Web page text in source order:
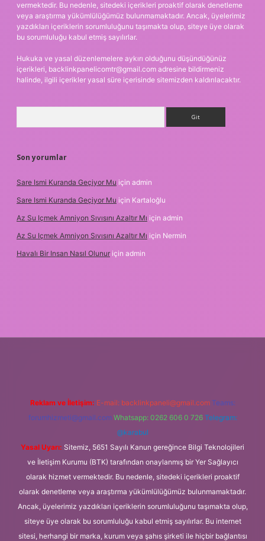
vermektedir. Bu nedenle, sitedeki içerikleri proaktif olarak denetleme
veya araştırma yükümlülüğümüz bulunmamaktadır. Ancak, üyelerimiz
yazdıkları içeriklerin sorumluluğunu taşımakta olup, siteye üye olarak
bu sorumluluğu kabul etmiş sayılırlar.
Hukuka ve yasal düzenlemelere aykırı olduğunu düşündüğünüz
içerikleri, backlinkpanelicomtr@gmail.com adresine bildirmeniz
halinde, ilgili içerikler yasal süre içerisinde sitemizden kaldırılacaktır.
Son yorumlar
Sare Ismi Kuranda Geçiyor Mu için admin
Sare Ismi Kuranda Geçiyor Mu için Kartaloğlu
Az Su Içmek Amniyon Sıvısını Azaltır Mı için admin
Az Su Içmek Amniyon Sıvısını Azaltır Mı için Nermin
Havalı Bir Insan Nasıl Olunur için admin
Reklam ve İletişim: E-mail: backlinkpaneli@gmail.com Teams:
forumhizmeti@gmail.com Whatsapp: 0262 606 0 726 Telegram:
@karabul
Yasal Uyarı: Sitemiz, 5651 Sayılı Kanun gereğince Bilgi Teknolojileri
ve İletişim Kurumu (BTK) tarafından onaylanmış bir Yer Sağlayıcı
olarak hizmet vermektedir. Bu nedenle, sitedeki içerikleri proaktif
olarak denetleme veya araştırma yükümlülüğümüz bulunmamaktadır.
Ancak, üyelerimiz yazdıkları içeriklerin sorumluluğunu taşımakta olup,
siteye üye olarak bu sorumluluğu kabul etmiş sayılırlar. Bu internet
sitesi, herhangi bir marka, kurum veya şahıs şirketi ile hiçbir bağlantısı